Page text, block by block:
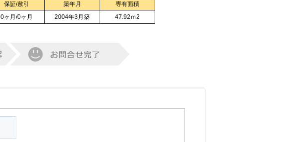
保証/敷引 築年月
専有面積
0ヶ月/0ヶ月 2004年3月築 47.92ｍ2